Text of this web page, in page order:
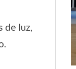
de luz,